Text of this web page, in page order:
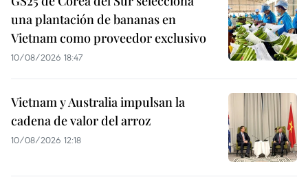
una plantación de bananas en
Vietnam como proveedor exclusivo
10/08/2026 18:47
Vietnam y Australia impulsan la
cadena de valor del arroz
10/08/2026 12:18